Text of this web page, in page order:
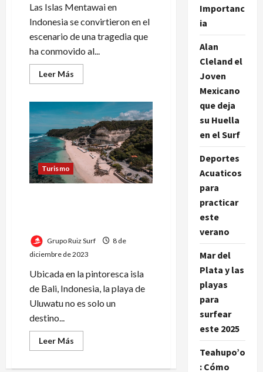
Las Islas Mentawai en
Indonesia se convirtieron en el
escenario de una tragedia que
ha conmovido al...
Leer Más
más
El
legado
duradero
de
Mikala
Jones:
inspirando
a
generaciones
en
Turismo
Grupo Ruiz Surf
8 de
diciembre de 2023
Ubicada en la pintoresca isla
de Bali, Indonesia, la playa de
Uluwatu no es solo un
destino...
Leer Más
más
Importanc
ia
Alan
Cleland el
Joven
Mexicano
que deja
su Huella
en el Surf
Deportes
Acuaticos
para
practicar
este
verano
Mar del
Plata y las
playas
para
surfear
este 2025
Teahupo’o
: Cómo